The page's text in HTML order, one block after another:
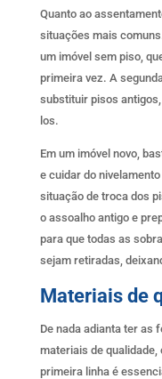
Quanto ao
situações mais
um imóvel sem piso,
primeira vez. A
substituir pisos
los.
Em um imóvel novo,
e cuidar do
situação de troca dos
o assoalho antigo e
para que todas as
sejam retiradas,
Materiais de
De nada adianta ter as
materiais de qualidade,
primeira linha é